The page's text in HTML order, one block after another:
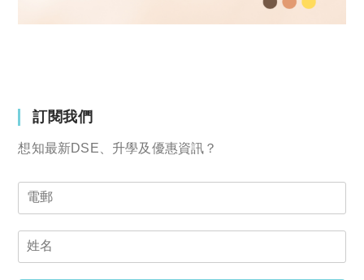
訂閱我們
想知最新DSE、升學及優惠資訊？